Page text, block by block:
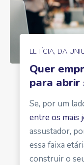
LETÍCIA, DA
Quer
para abrir
Se, por um
entre os mais
assustador,
essa faixa
construir o